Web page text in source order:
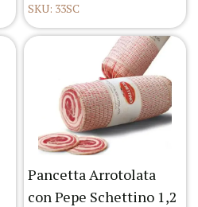
SKU: 33SC
Pancetta Arrotolata
con Pepe Schettino 1,2